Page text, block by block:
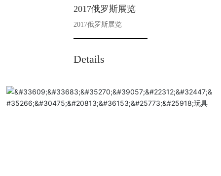
2017俄罗斯展览
2017俄罗斯展览
Details